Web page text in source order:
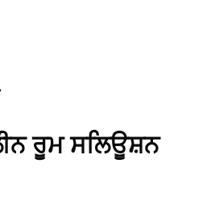
ਰੂਮ ਸਲਿਊਸ਼ਨ